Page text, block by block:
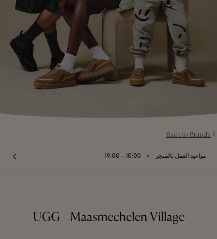
Back to Brands
مواعيد العمل بالمتجر ⬩
10:00 – 19:00
UGG - Maasmechelen Village